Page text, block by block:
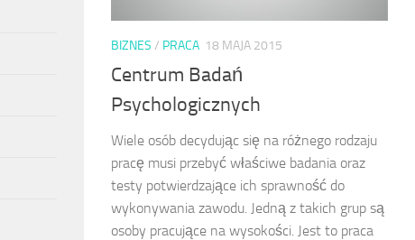
BIZNES / PRACA 18 MAJA 2015
Centrum Badań
Psychologicznych
Wiele osób decydując się na różnego rodzaju
pracę musi przebyć właściwe badania oraz
testy potwierdzające ich sprawność do
wykonywania zawodu. Jedną z takich grup są
osoby pracujące na wysokości. Jest to praca